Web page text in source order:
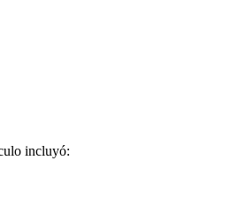
incluyó: